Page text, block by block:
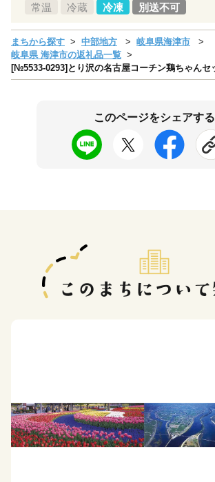
常温 冷蔵 冷凍 別送不可
まちから探す 中部地方
岐阜県海津市
岐阜県 海津市の返礼品一覧
[№5533-0293]とり沢の名古屋コーチン鶏ちゃんセ
このページをシェアする